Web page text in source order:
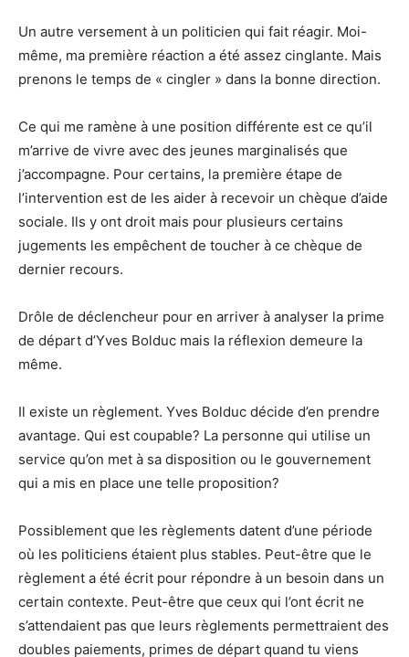
Un autre versement à un politicien qui fait réagir. Moi-
même, ma première réaction a été assez cinglante. Mais
prenons le temps de « cingler » dans la bonne direction.
Ce qui me ramène à une position différente est ce qu’il
m’arrive de vivre avec des jeunes marginalisés que
j’accompagne. Pour certains, la première étape de
l’intervention est de les aider à recevoir un chèque d’aide
sociale. Ils y ont droit mais pour plusieurs certains
jugements les empêchent de toucher à ce chèque de
dernier recours.
Drôle de déclencheur pour en arriver à analyser la prime
de départ d’Yves Bolduc mais la réflexion demeure la
même.
Il existe un règlement. Yves Bolduc décide d’en prendre
avantage. Qui est coupable? La personne qui utilise un
service qu’on met à sa disposition ou le gouvernement
qui a mis en place une telle proposition?
Possiblement que les règlements datent d’une période
où les politiciens étaient plus stables. Peut-être que le
règlement a été écrit pour répondre à un besoin dans un
certain contexte. Peut-être que ceux qui l’ont écrit ne
s’attendaient pas que leurs règlements permettraient des
doubles paiements, primes de départ quand tu viens